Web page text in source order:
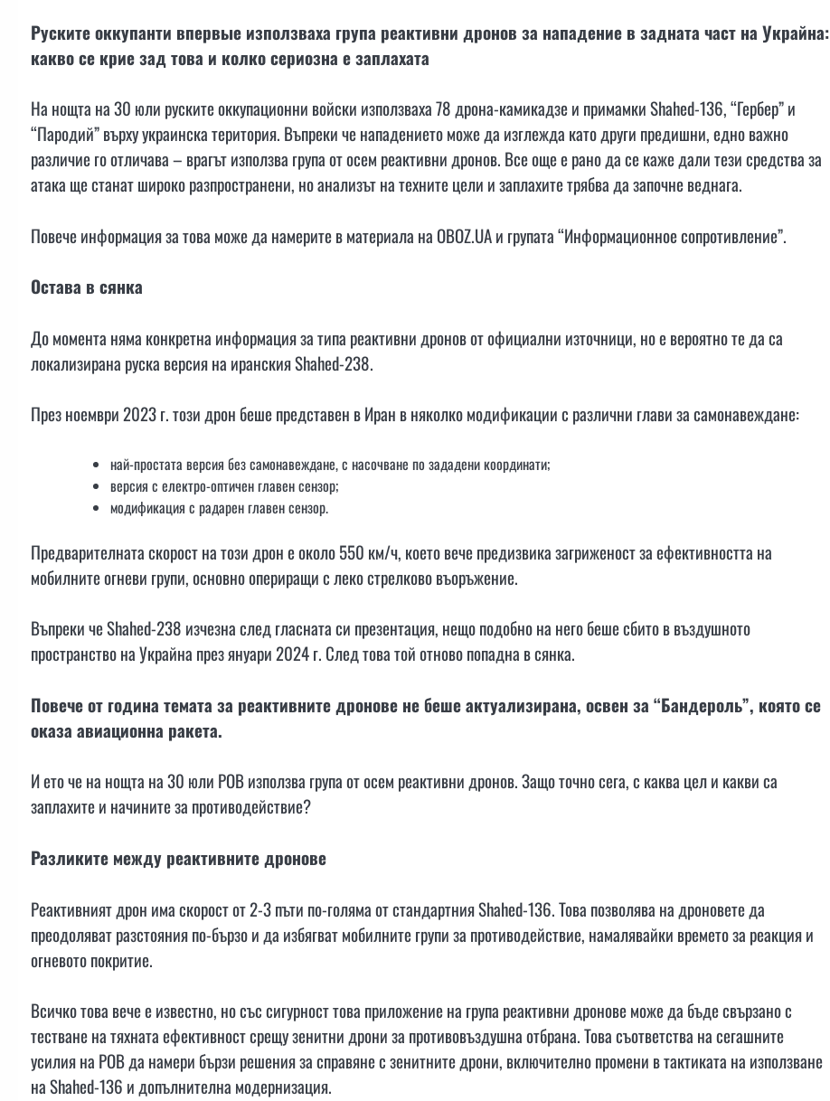
Руските оккупанти впервые използваха група реактивни дронов за нападение в задната част на Украйна:
какво се крие зад това и колко сериозна е заплахата
На нощта на 30 юли руските оккупационни войски използваха 78 дрона-камикадзе и примамки Shahed-136, “Гербер” и
“Пародий” върху украинска територия. Въпреки че нападението може да изглежда като други предишни, едно важно
различие го отличава – врагът използва група от осем реактивни дронов. Все още е рано да се каже дали тези средства за
атака ще станат широко разпространени, но анализът на техните цели и заплахите трябва да започне веднага.
Повече информация за това може да намерите в материала на OBOZ.UA и групата “Информационное сопротивление”.
Остава в сянка
До момента няма конкретна информация за типа реактивни дронов от официални източници, но е вероятно те да са
локализирана руска версия на иранския Shahed-238.
През ноември 2023 г. този дрон беше представен в Иран в няколко модификации с различни глави за самонавеждане:
най-простата версия без самонавеждане, с насочване по зададени координати;
версия с електро-оптичен главен сензор;
модификация с радарен главен сензор.
Предварителната скорост на този дрон е около 550 км/ч, което вече предизвика загриженост за ефективността на
мобилните огневи групи, основно опериращи с леко стрелково въоръжение.
Въпреки че Shahed-238 изчезна след гласната си презентация, нещо подобно на него беше сбито в въздушното
пространство на Украйна през януари 2024 г. След това той отново попадна в сянка.
Повече от година темата за реактивните дронове не беше актуализирана, освен за “Бандероль”, която се
оказа авиационна ракета.
И ето че на нощта на 30 юли РОВ използва група от осем реактивни дронов. Защо точно сега, с каква цел и какви са
заплахите и начините за противодействие?
Разликите между реактивните дронове
Реактивният дрон има скорост от 2-3 пъти по-голяма от стандартния Shahed-136. Това позволява на дроновете да
преодоляват разстояния по-бързо и да избягват мобилните групи за противодействие, намалявайки времето за реакция и
огневото покритие.
Всичко това вече е известно, но със сигурност това приложение на група реактивни дронове може да бъде свързано с
тестване на тяхната ефективност срещу зенитни дрони за противовъздушна отбрана. Това съответства на сегашните
усилия на РОВ да намери бързи решения за справяне с зенитните дрони, включително промени в тактиката на използване
на Shahed-136 и допълнителна модернизация.